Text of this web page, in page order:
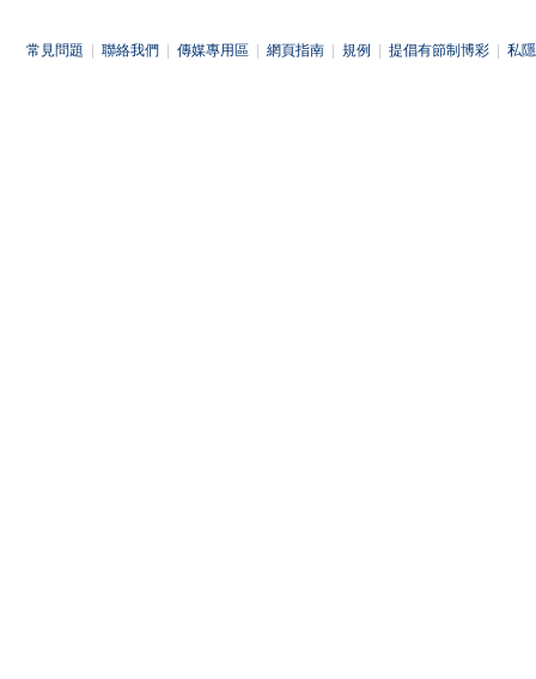
常見問題 聯絡我們 傳媒專用區 網頁指南 規例 提倡有節制博彩 私